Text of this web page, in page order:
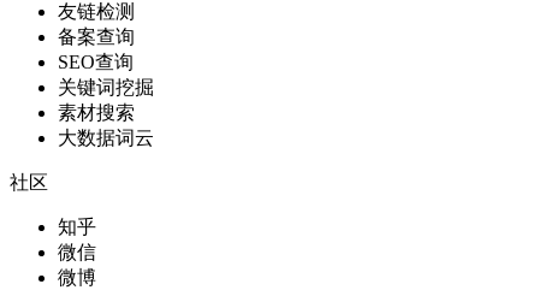
友链检测
备案查询
SEO查询
关键词挖掘
素材搜索
大数据词云
社区
知乎
微信
微博